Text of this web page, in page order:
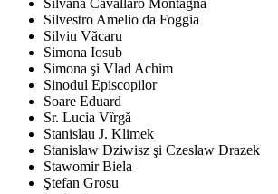
Silvana Cavallaro Montagna
Silvestro Amelio da Foggia
Silviu Văcaru
Simona Iosub
Simona şi Vlad Achim
Sinodul Episcopilor
Soare Eduard
Sr. Lucia Vîrgă
Stanislau J. Klimek
Stanislaw Dziwisz şi Czeslaw Drazek
Stawomir Biela
Ştefan Grosu